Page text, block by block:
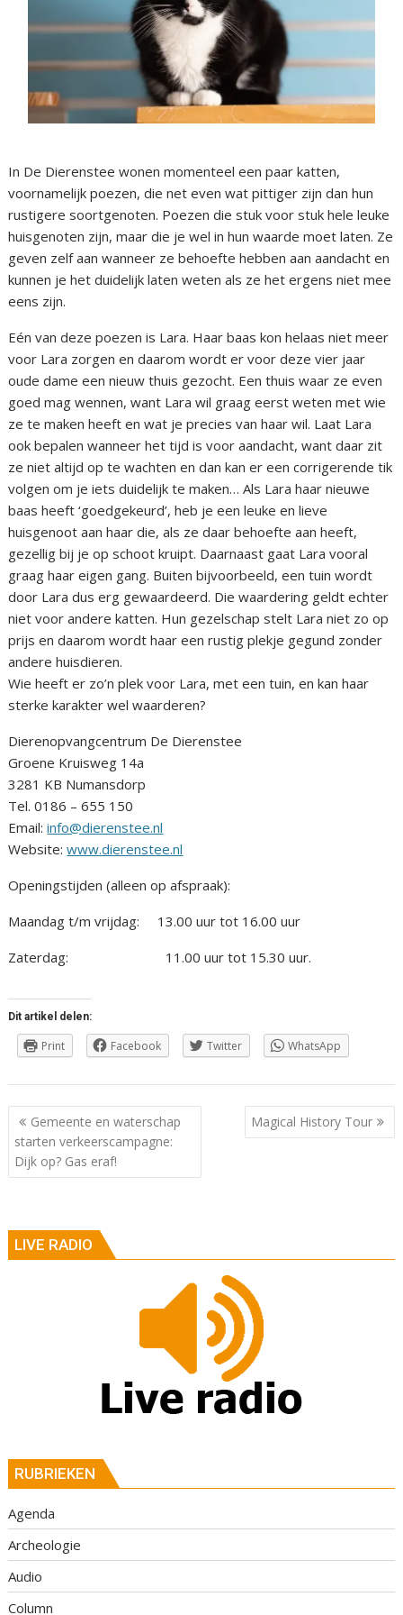
In De Dierenstee wonen momenteel een paar katten,
voornamelijk poezen, die net even wat pittiger zijn dan hun
rustigere soortgenoten. Poezen die stuk voor stuk hele leuke
huisgenoten zijn, maar die je wel in hun waarde moet laten. Ze
geven zelf aan wanneer ze behoefte hebben aan aandacht en
kunnen je het duidelijk laten weten als ze het ergens niet mee
eens zijn.
Eén van deze poezen is Lara. Haar baas kon helaas niet meer
voor Lara zorgen en daarom wordt er voor deze vier jaar
oude dame een nieuw thuis gezocht. Een thuis waar ze even
goed mag wennen, want Lara wil graag eerst weten met wie
ze te maken heeft en wat je precies van haar wil. Laat Lara
ook bepalen wanneer het tijd is voor aandacht, want daar zit
ze niet altijd op te wachten en dan kan er een corrigerende tik
volgen om je iets duidelijk te maken… Als Lara haar nieuwe
baas heeft ‘goedgekeurd’, heb je een leuke en lieve
huisgenoot aan haar die, als ze daar behoefte aan heeft,
gezellig bij je op schoot kruipt. Daarnaast gaat Lara vooral
graag haar eigen gang. Buiten bijvoorbeeld, een tuin wordt
door Lara dus erg gewaardeerd. Die waardering geldt echter
niet voor andere katten. Hun gezelschap stelt Lara niet zo op
prijs en daarom wordt haar een rustig plekje gegund zonder
andere huisdieren.
Wie heeft er zo’n plek voor Lara, met een tuin, en kan haar
sterke karakter wel waarderen?
Dierenopvangcentrum De Dierenstee
Groene Kruisweg 14a
3281 KB Numansdorp
Tel. 0186 – 655 150
Email:info@dierenstee.nl
Website:www.dierenstee.nl
Openingstijden (alleen op afspraak):
Maandag t/m vrijdag: 13.00 uur tot 16.00 uur
Zaterdag: 11.00 uur tot 15.30 uur.
Dit artikel delen:
Print Facebook Twitter WhatsApp
Berichtnavigatie
Gemeente en waterschap
starten verkeerscampagne:
Dijk op? Gas eraf!
Magical History Tour
LIVE RADIO
RUBRIEKEN
Agenda
Archeologie
Audio
Column